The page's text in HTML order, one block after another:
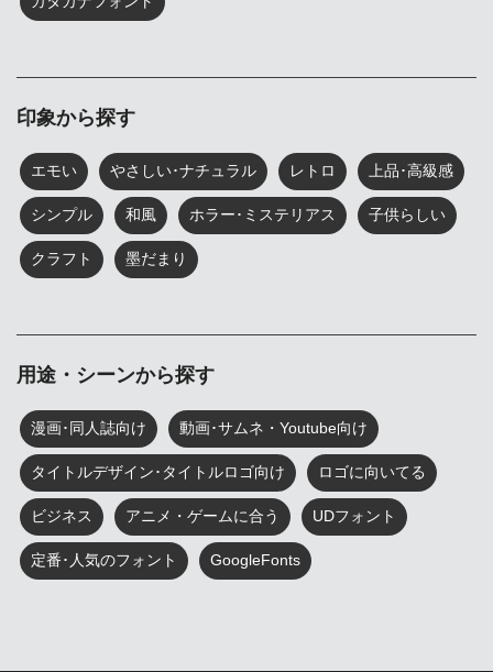
印象から探す
エモい やさしい･ナチュラル レトロ 上品･高級感
シンプル 和風 ホラー･ミステリアス 子供らしい
クラフト 墨だまり
用途・シーンから探す
漫画･同人誌向け 動画･サムネ・Youtube向け
タイトルデザイン･タイトルロゴ向け ロゴに向いてる
ビジネス アニメ・ゲームに合う UDフォント
定番･人気のフォント GoogleFonts